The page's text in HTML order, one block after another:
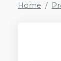
Home